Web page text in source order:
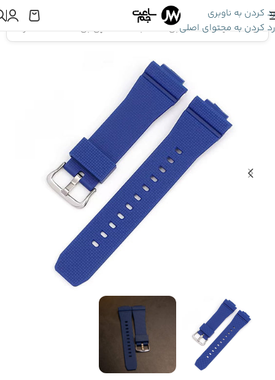
رد کردن به ناوبری
رد کردن به محتوای اصلی
اینجا هستید:بند ساعت جی شاک»بند ساعت مچی جی شاک GM-2100 رنگ آبی